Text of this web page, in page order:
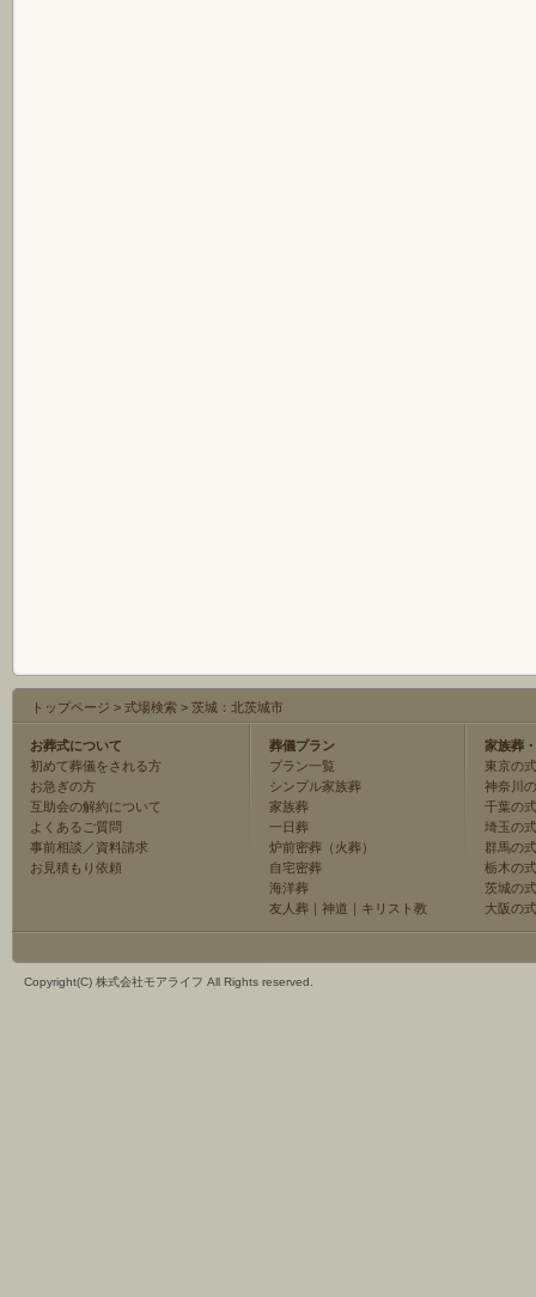
トップページ > 式場検索 > 茨城：北茨城市
お葬式について
初めて葬儀をされる方
お急ぎの方
互助会の解約について
よくあるご質問
事前相談／資料請求
お見積もり依頼
葬儀プラン
プラン一覧
シンプル家族葬
家族葬
一日葬
炉前密葬（火葬）
自宅密葬
海洋葬
友人葬 ｜ 神道 ｜ キリスト教
家族葬
東京の
神奈川
千葉の
埼玉の
群馬の
栃木の
茨城の
大阪の
Copyright(C) 株式会社モアライフ All Rights reserved.